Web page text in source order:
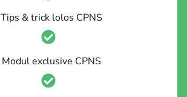
Tips & trick lolos CPNS
Modul exclusive CPNS